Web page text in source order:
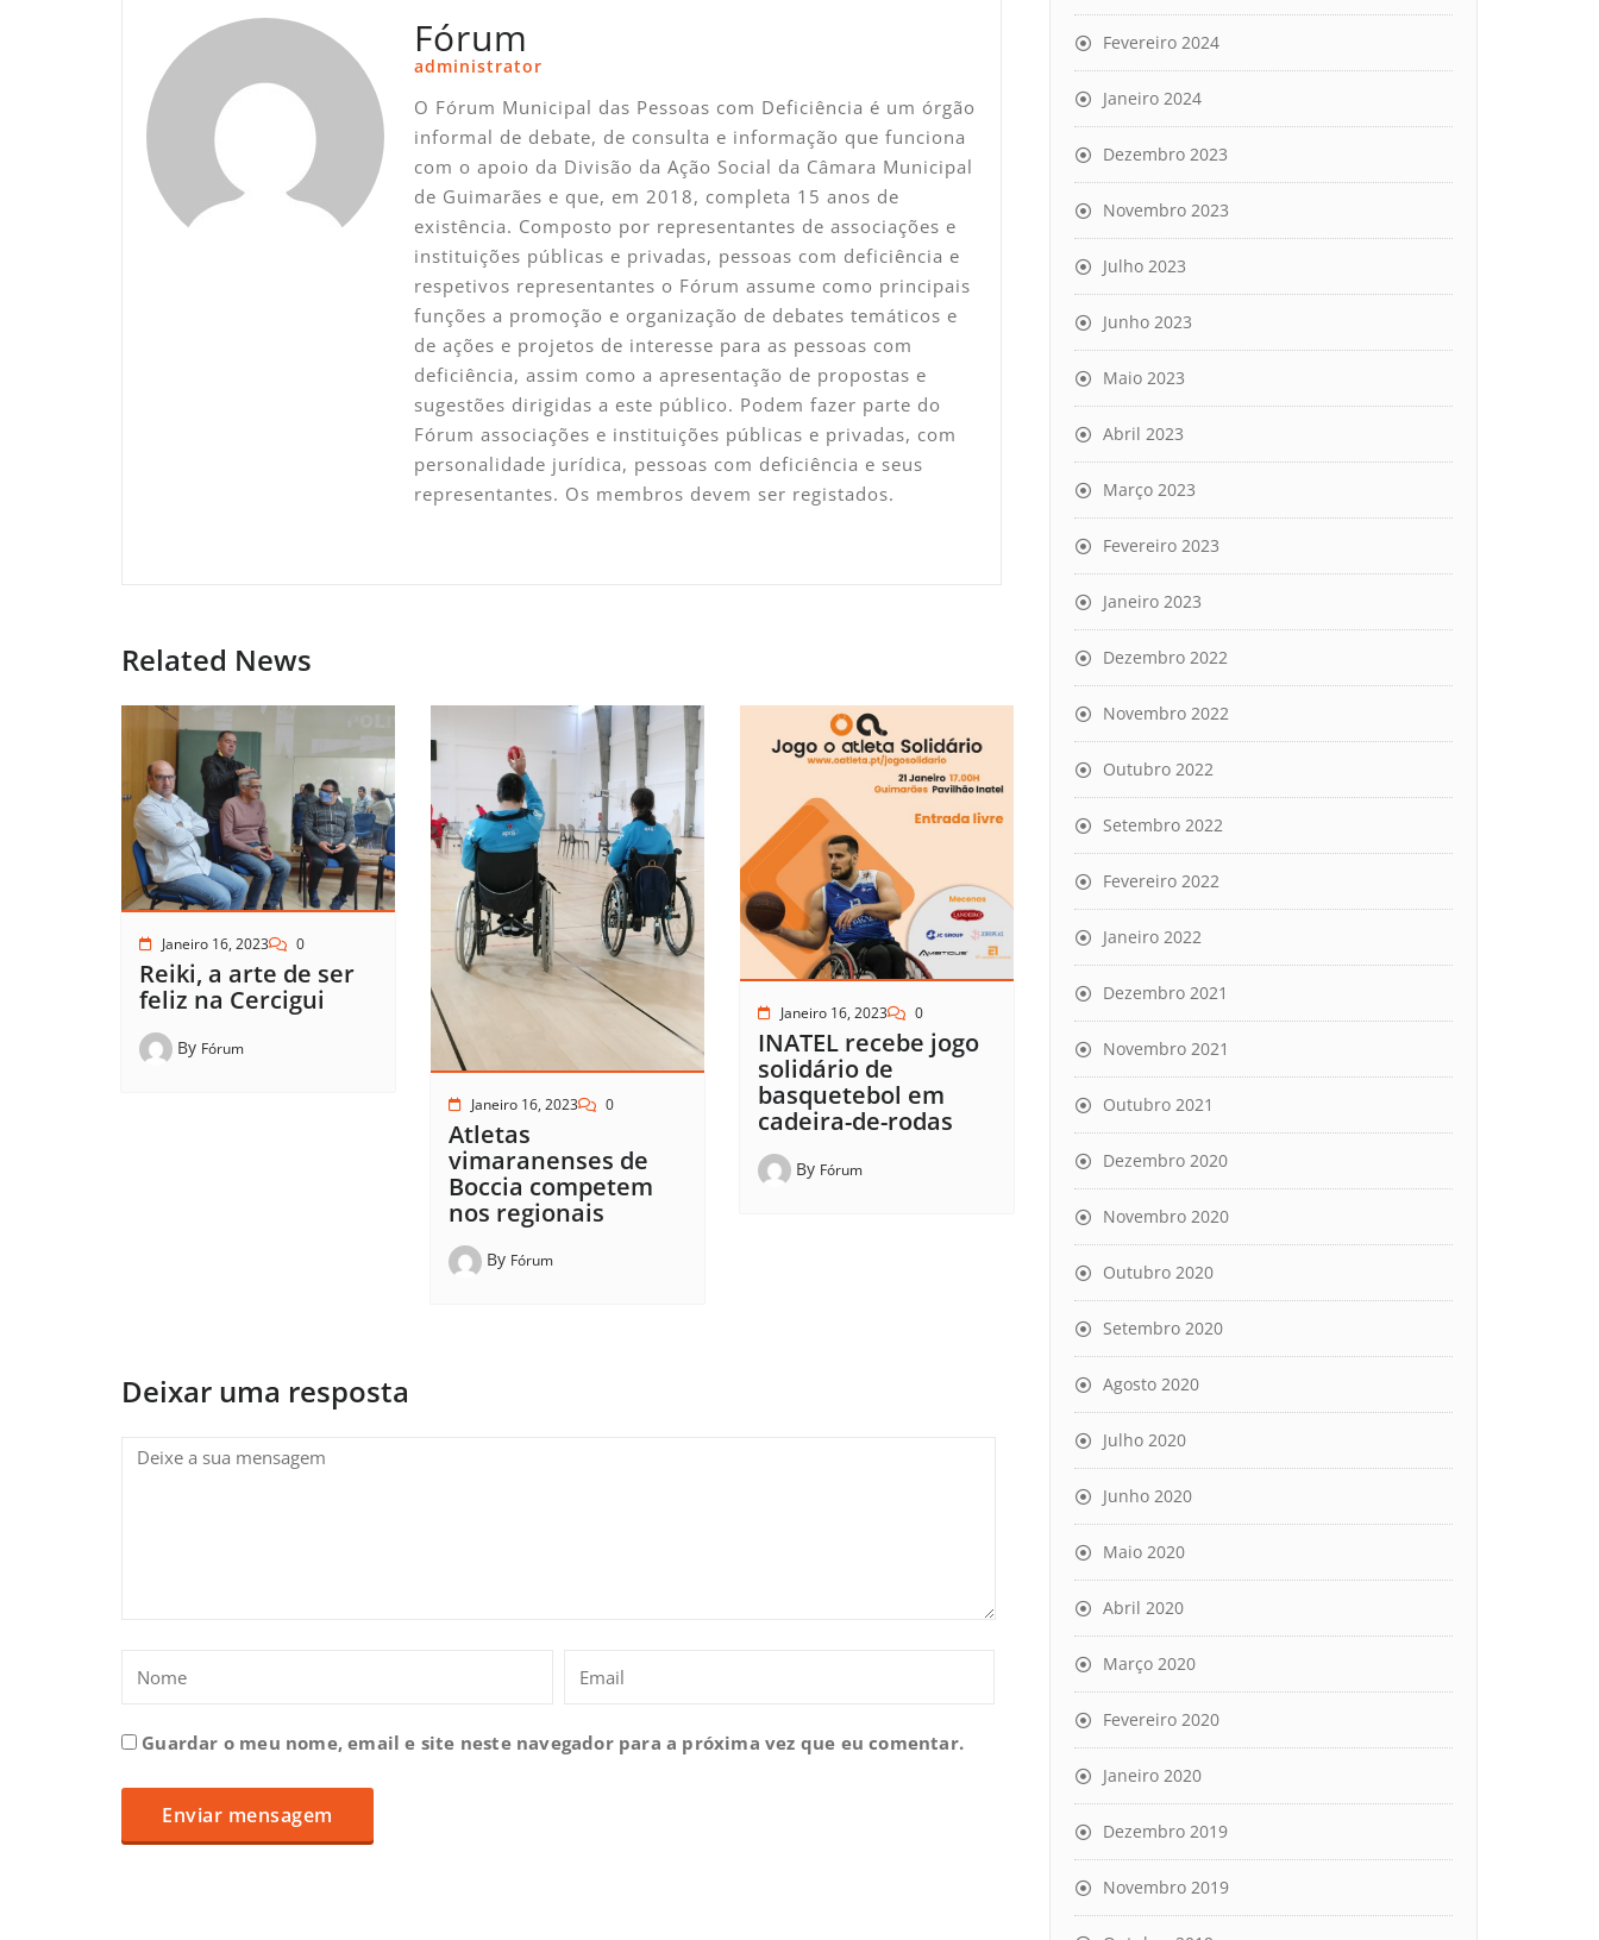
Fórum
administrator
O Fórum Municipal das Pessoas com Deficiência é um órgão
informal de debate, de consulta e informação que funciona
com o apoio da Divisão da Ação Social da Câmara Municipal
de Guimarães e que, em 2018, completa 15 anos de
existência. Composto por representantes de associações e
instituições públicas e privadas, pessoas com deficiência e
respetivos representantes o Fórum assume como principais
funções a promoção e organização de debates temáticos e
de ações e projetos de interesse para as pessoas com
deficiência, assim como a apresentação de propostas e
sugestões dirigidas a este público. Podem fazer parte do
Fórum associações e instituições públicas e privadas, com
personalidade jurídica, pessoas com deficiência e seus
representantes. Os membros devem ser registados.
Related News
Janeiro 16, 2023 0
Reiki, a arte de ser
feliz na Cercigui
By Fórum
Janeiro 16, 2023 0
Atletas
vimaranenses de
Boccia competem
nos regionais
By Fórum
Janeiro 16, 2023 0
INATEL recebe jogo
solidário de
basquetebol em
cadeira-de-rodas
By Fórum
Deixar uma resposta
Guardar o meu nome, email e site neste navegador para a próxima vez que eu comentar.
Fevereiro 2024
Janeiro 2024
Dezembro 2023
Novembro 2023
Julho 2023
Junho 2023
Maio 2023
Abril 2023
Março 2023
Fevereiro 2023
Janeiro 2023
Dezembro 2022
Novembro 2022
Outubro 2022
Setembro 2022
Fevereiro 2022
Janeiro 2022
Dezembro 2021
Novembro 2021
Outubro 2021
Dezembro 2020
Novembro 2020
Outubro 2020
Setembro 2020
Agosto 2020
Julho 2020
Junho 2020
Maio 2020
Abril 2020
Março 2020
Fevereiro 2020
Janeiro 2020
Dezembro 2019
Novembro 2019